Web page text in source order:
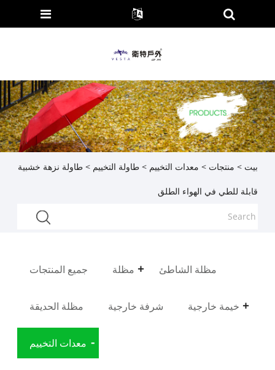
بيت > منتجات > معدات التخييم > طاولة التخييم > طاولة نزهة خشبية
قابلة للطي في الهواء الطلق
جميع المنتجات مظلة مظلة الشاطئ
مظلة الحديقة شرفة خارجية خيمة خارجية
معدات التخييم